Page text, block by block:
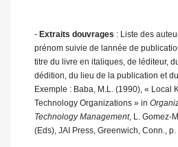
- Extraits douvrages : Liste des
prénom suivie de lannée de
titre du livre en italiques, de léditeur,
dédition, du lieu de la publication et
Exemple : Baba, M.L. (1990), « Local
Technology Organizations » in
Technology Management, L. Gomez-
(Eds), JAI Press, Greenwich, Conn.,